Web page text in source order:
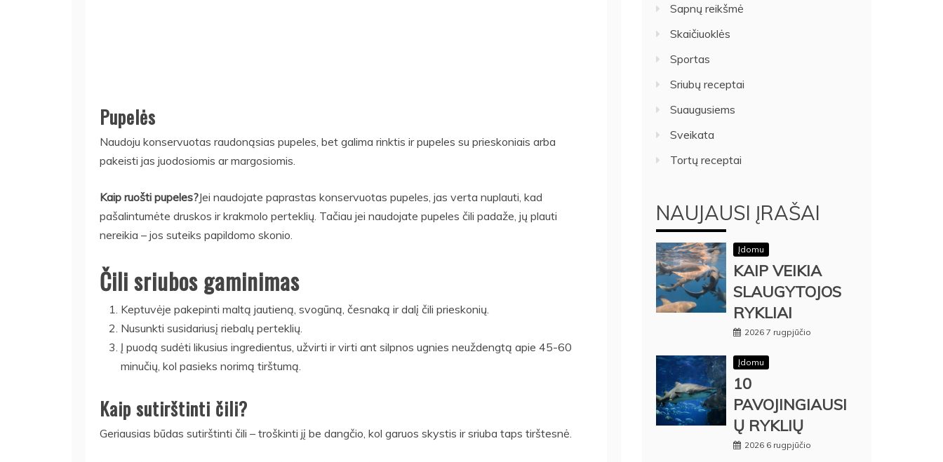
Pupelės
Naudoju konservuotas raudonąsias pupeles, bet galima rinktis ir pupeles su prieskoniais arba
pakeisti jas juodosiomis ar margosiomis.
Kaip ruošti pupeles?Jei naudojate paprastas konservuotas pupeles, jas verta nuplauti, kad
pašalintumėte druskos ir krakmolo perteklių. Tačiau jei naudojate pupeles čili padaže, jų plauti
nereikia – jos suteiks papildomo skonio.
Čili sriubos gaminimas
Keptuvėje pakepinti maltą jautieną, svogūną, česnaką ir dalį čili prieskonių.
Nusunkti susidariusį riebalų perteklių.
Į puodą sudėti likusius ingredientus, užvirti ir virti ant silpnos ugnies neuždengtą apie 45-60
minučių, kol pasieks norimą tirštumą.
Kaip sutirštinti čili?
Geriausias būdas sutirštinti čili – troškinti jį be dangčio, kol garuos skystis ir sriuba taps tirštesnė.
Sapnų reikšmė
Skaičiuoklės
Sportas
Sriubų receptai
Suaugusiems
Sveikata
Tortų receptai
NAUJAUSI ĮRAŠAI
Įdomu
KAIP VEIKIA
SLAUGYTOJOS
RYKLIAI
2026 7 rugpjūčio
Įdomu
10
PAVOJINGIAUSI
Ų RYKLIŲ
2026 6 rugpjūčio